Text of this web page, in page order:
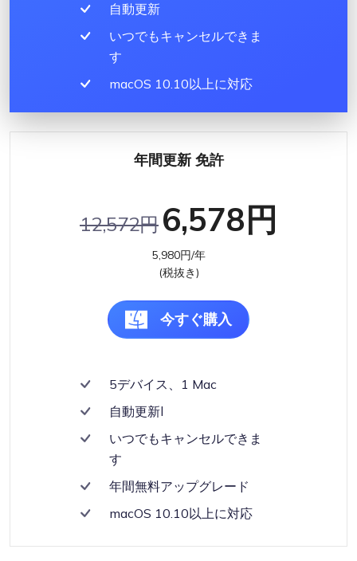
自動更新
いつでもキャンセルできま
す
macOS 10.10以上に対応
年間更新 免許
12,572円 6,578円
5,980円/年
(税抜き)
今すぐ購入
5デバイス、1 Mac
自動更新l
いつでもキャンセルできま
す
年間無料アップグレード
macOS 10.10以上に対応